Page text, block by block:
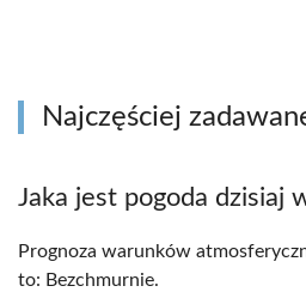
Najczęściej
Jaka jest pogoda dzisiaj
Prognoza warunków
to: Bezchmurnie.